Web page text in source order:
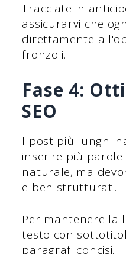
Tracciate in
assicurarvi che
direttamente
fronzoli.
Fase 4:
SEO
I post più lunghi
inserire più parole
naturale, ma
e ben strutturati.
Per mantenere la
testo con
paragrafi concisi.